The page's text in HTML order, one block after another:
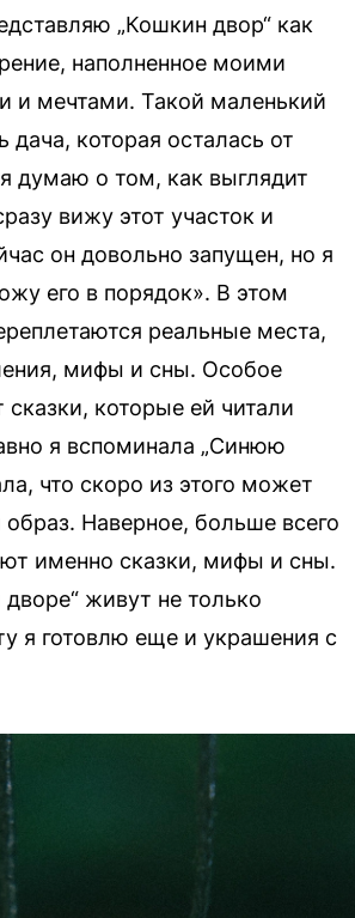
„Кошкин двор“ как
наполненное моими
и мечтами. Такой маленький
дача, которая осталась от
думаю о том, как выглядит
вижу этот участок и
он довольно запущен, но я
его в порядок». В этом
реальные места,
мифы и сны. Особое
которые ей читали
я вспоминала „Синюю
что скоро из этого может
Наверное, больше всего
именно сказки, мифы и сны.
живут не только
я готовлю еще и украшения с